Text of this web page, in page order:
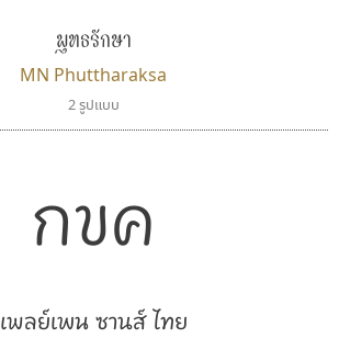
พุทธรักษา
MN Phuttharaksa
2 รูปแบบ
กขค
เพลย์เพน ซานส์ ไทย